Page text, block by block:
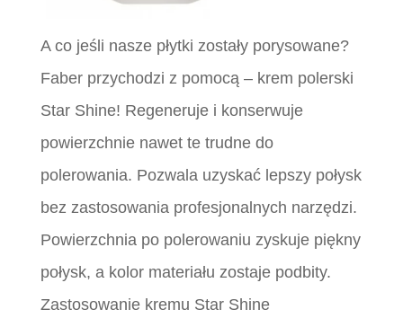
A co jeśli nasze płytki zostały porysowane?
Faber przychodzi z pomocą – krem polerski
Star Shine! Regeneruje i konserwuje
powierzchnie nawet te trudne do
polerowania. Pozwala uzyskać lepszy połysk
bez zastosowania profesjonalnych narzędzi.
Powierzchnia po polerowaniu zyskuje piękny
połysk, a kolor materiału zostaje podbity.
Zastosowanie kremu Star Shine